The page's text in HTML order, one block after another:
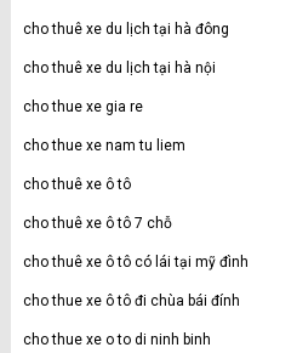
cho thuê xe du lịch tại hà đông
cho thuê xe du lịch tại hà nội
cho thue xe gia re
cho thue xe nam tu liem
cho thuê xe ô tô
cho thuê xe ô tô 7 chỗ
cho thuê xe ô tô có lái tại mỹ đình
cho thue xe ô tô đi chùa bái đính
cho thue xe o to di ninh binh